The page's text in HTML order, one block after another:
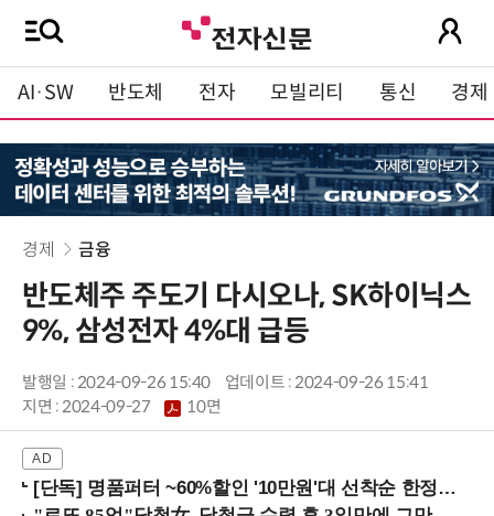
AI·SW 반도체 전자 모빌리티 통신 경제
경제 금융
반도체주 주도기 다시오나, SK하이닉스
9%, 삼성전자 4%대 급등
발행일 : 2024-09-26 15:40
업데이트 : 2024-09-26 15:41
지면 :2024-09-27 10면
[단독] 명품퍼터 ~60%할인 '10만원'대 선착순 한정판매!